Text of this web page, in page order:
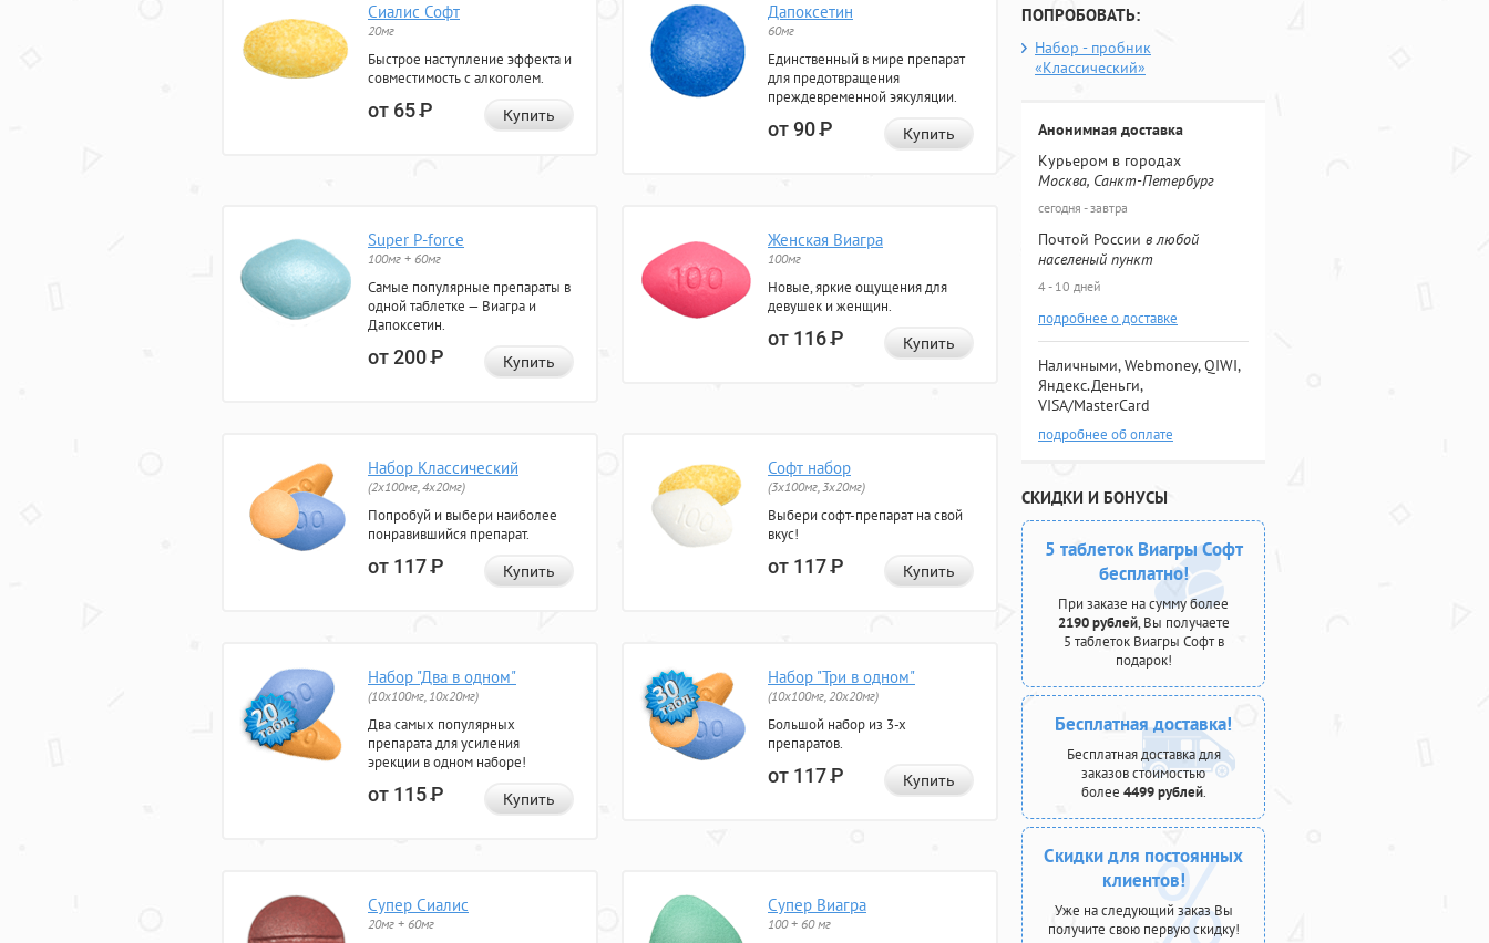
Сиалис Софт
20мг
Быстрое наступление эффекта и
совместимость с алкоголем.
от 65Р Купить
Дапоксетин
60мг
Единственный в мире препарат
для предотвращения
преждевременной эякуляции.
от 90Р Купить
Super P-force
100мг + 60мг
Самые популярные препараты в
одной таблетке — Виагра и
Дапоксетин.
от 200Р Купить
Женская Виагра
100мг
Новые, яркие ощущения для
девушек и женщин.
от 116Р Купить
Набор Классический
(2x100мг, 4x20мг)
Попробуй и выбери наиболее
понравившийся препарат.
от 117Р Купить
Софт набор
(3x100мг, 3x20мг)
Выбери софт-препарат на свой
вкус!
от 117Р Купить
Набор "Два в одном"
(10x100мг, 10x20мг)
Два самых популярных
препарата для усиления
эрекции в одном наборе!
от 115Р Купить
Набор "Три в одном"
(10x100мг, 20x20мг)
Большой набор из 3-х
препаратов.
от 117Р Купить
Супер Сиалис
20мг + 60мг
Супер Виагра
100 + 60 мг
ПОПРОБОВАТЬ:
Набор - пробник
«Классический»
Анонимная доставка
Курьером в городах
Москва, Санкт-Петербург
сегодня - завтра
Почтой России в любой
населеный пункт
4 - 10 дней
подробнее о доставке
Наличными, Webmoney, QIWI,
Яндекс.Деньги,
VISA/MasterCard
подробнее об оплате
СКИДКИ И БОНУСЫ
5 таблеток Виагры Софт
бесплатно!
При заказе на сумму более
2190 рублей, Вы получаете
5 таблеток Виагры Софт в
подарок!
Бесплатная доставка!
Бесплатная доставка для
заказов стоимостью
более 4499 рублей.
Скидки для постоянных
клиентов!
Уже на следующий заказ Вы
получите свою первую скидку!